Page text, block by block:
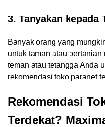
3. Tanyakan kepada
Banyak orang yang
untuk taman atau pertanian
teman atau tetangga Anda
rekomendasi toko paranet
Rekomendasi
Terdekat?